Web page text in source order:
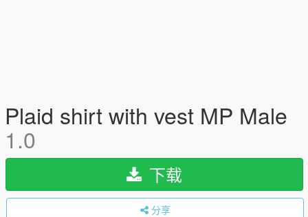
Plaid shirt with vest MP Male
1.0
下载
分享